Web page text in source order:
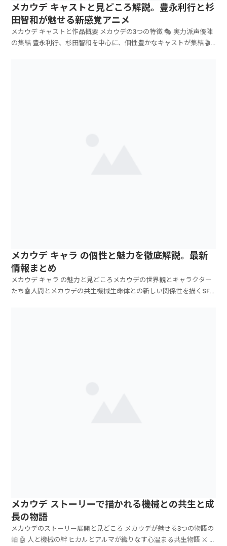
メカウデ キャストと見どころ解説。豊永利行と杉
田智和が魅せる新感覚アニメ
メカウデ キャストと作品概要 メカウデの3つの特徴 🎭 実力派声優陣
の集結 豊永利行、杉田智和を中心に、個性豊かなキャストが集結 🎬
メカウデ キャラ の個性と魅力を徹底解説。最新
情報まとめ
メカウデ キャラ の魅力と見どころメカウデの世界観とキャラクター
たち🤖人間とメカウデの共生機械生命体との新しい関係性を描くSF
メカウデ ストーリーで描かれる機械との共生と成
長の物語
メカウデのストーリー展開と見どころ メカウデが魅せる3つの物語の
軸 🤖 人と機械の絆 ヒカルとアルマが織りなす心温まる共生物語 ⚔️ ...